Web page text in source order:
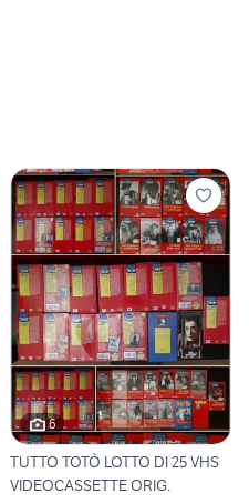
6
TUTTO TOTÒ LOTTO DI 25 VHS
VIDEOCASSETTE ORIG.